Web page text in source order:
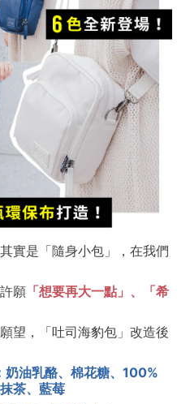
實是「隨身小包」，在我們
願 「想要再大一點」、「希
望，「吐司海豹包」改造後
奶油乳酪、棉花糖、100%
茶、藍莓